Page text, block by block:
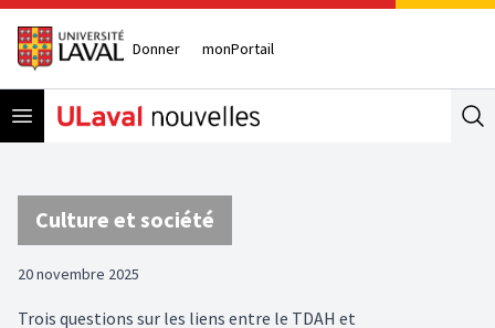
Donner monPortail
Open menu
Culture et société
20 novembre 2025
Trois questions sur les liens entre le TDAH et